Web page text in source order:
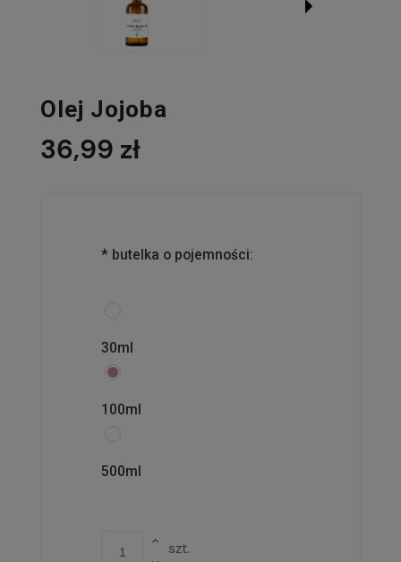
Olej Jojoba
36,99 zł
* butelka o pojemności:
30ml
100ml
500ml
szt.